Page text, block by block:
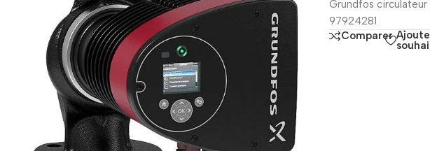
Grundfos
97924281
Comparer